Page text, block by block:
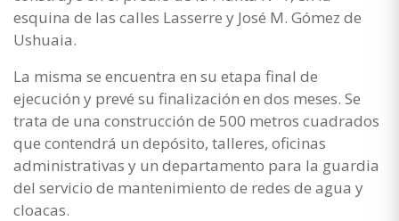
esquina de las calles Lasserre y José M. Gómez de
Ushuaia.
La misma se encuentra en su etapa final de
ejecución y prevé su finalización en dos meses. Se
trata de una construcción de 500 metros cuadrados
que contendrá un depósito, talleres, oficinas
administrativas y un departamento para la guardia
del servicio de mantenimiento de redes de agua y
cloacas.